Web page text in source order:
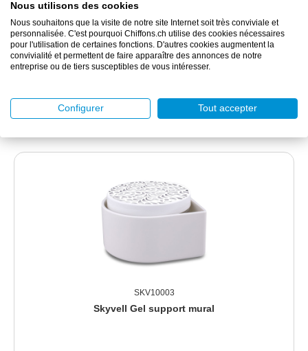
Plus d'informations
Downloads
Ignorer la galerie de produits
SKV10003
Skyvell Gel support mural
Nous utilisons des cookies
Nous souhaitons que la visite de notre site Internet soit très conviviale et
personnalisée. C'est pourquoi Chiffons.ch utilise des cookies nécessaires
pour l'utilisation de certaines fonctions. D'autres cookies augmentent la
convivialité et permettent de faire apparaître des annonces de notre
entreprise ou de tiers susceptibles de vous intéresser.
Configurer Tout accepter